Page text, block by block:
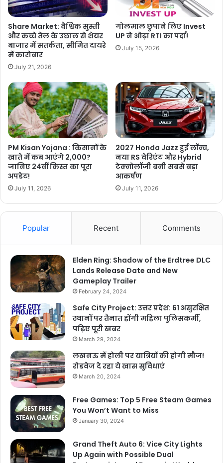
Share Market: वैश्विक सुस्ती
और कच्चे तेल के उछाल से शेयर
बाजार में सतर्कता, सीमित दायरे
में कारोबार
July 21, 2026
गोलमाल छुपाने लिए Invest
UP ने ओढ़ा RTI का पर्दा!
July 15, 2026
PM Kisan Yojana : किसानों के
खाते में कब आएंगे 2,000?
जानिए 24वीं किस्त का पूरा
अपडेट!
July 11, 2026
2027 Honda Jazz हुई लॉन्च,
नया RS वेरिएंट और Hybrid
टेक्नोलॉजी बनी सबसे बड़ा
आकर्षण
July 11, 2026
Popular Recent Comments
Elden Ring: Shadow of the Erdtree DLC
Lands Release Date and New
Gameplay Trailer
February 24, 2024
Safe City Project: उत्तर प्रदेश: 61 असुरक्षित
स्थानों पर तैनात होंगी महिला पुलिसकर्मी,
पढ़िए पूरी खबर
March 29, 2024
लखनऊ में होली पर यात्रियों की होगी मौज!
रोडवेज दे रहा ये खास सुविधाएं
March 20, 2024
Free Games: Top 5 Free Steam Games
You Won’t Want to Miss
January 30, 2024
Grand Theft Auto 6: Vice City Lights
Up Again with Possible Dual